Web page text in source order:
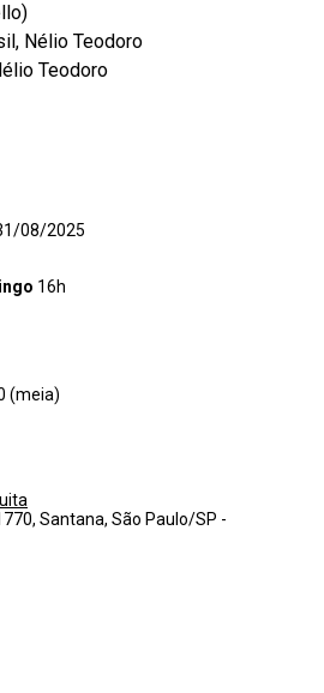
Nélio Teodoro
Teodoro
08/2025
16h
(meia)
Santana, São Paulo/SP -